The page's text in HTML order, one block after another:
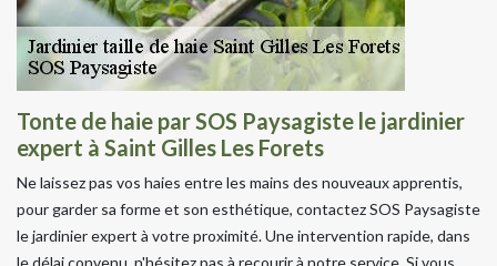
Tonte de haie par SOS Paysagiste le jardinier
expert à Saint Gilles Les Forets
Ne laissez pas vos haies entre les mains des nouveaux apprentis,
pour garder sa forme et son esthétique, contactez SOS Paysagiste
le jardinier expert à votre proximité. Une intervention rapide, dans
le délai convenu, n'hésitez pas à recourir à notre service. Si vous